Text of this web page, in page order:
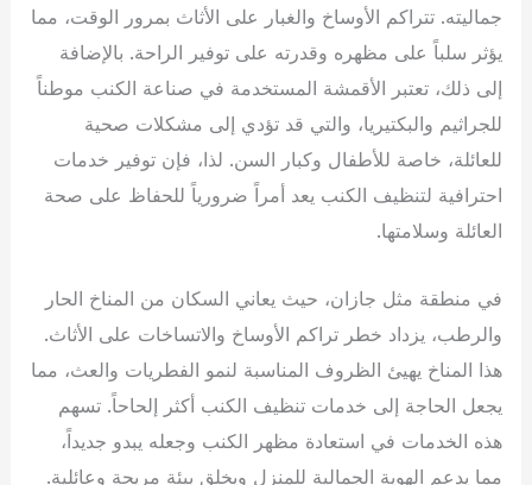
جماليته. تتراكم الأوساخ والغبار على الأثاث بمرور الوقت، مما
يؤثر سلباً على مظهره وقدرته على توفير الراحة. بالإضافة
إلى ذلك، تعتبر الأقمشة المستخدمة في صناعة الكنب موطناً
للجراثيم والبكتيريا، والتي قد تؤدي إلى مشكلات صحية
للعائلة، خاصة للأطفال وكبار السن. لذا، فإن توفير خدمات
احترافية لتنظيف الكنب يعد أمراً ضرورياً للحفاظ على صحة
العائلة وسلامتها.
في منطقة مثل جازان، حيث يعاني السكان من المناخ الحار
والرطب، يزداد خطر تراكم الأوساخ والاتساخات على الأثاث.
هذا المناخ يهيئ الظروف المناسبة لنمو الفطريات والعث، مما
يجعل الحاجة إلى خدمات تنظيف الكنب أكثر إلحاحاً. تسهم
هذه الخدمات في استعادة مظهر الكنب وجعله يبدو جديداً،
مما يدعم الهوية الجمالية للمنزل ويخلق بيئة مريحة وعائلية.